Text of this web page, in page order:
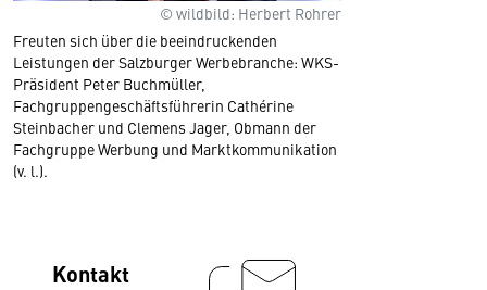
© wildbild: Herbert Rohrer
Freuten sich über die beeindruckenden
Leistungen der Salzburger Werbebranche: WKS-
Präsident Peter Buchmüller,
Fachgruppengeschäftsführerin Cathérine
Steinbacher und Clemens Jager, Obmann der
Fachgruppe Werbung und Marktkommunikation
(v. l.).
Kontakt